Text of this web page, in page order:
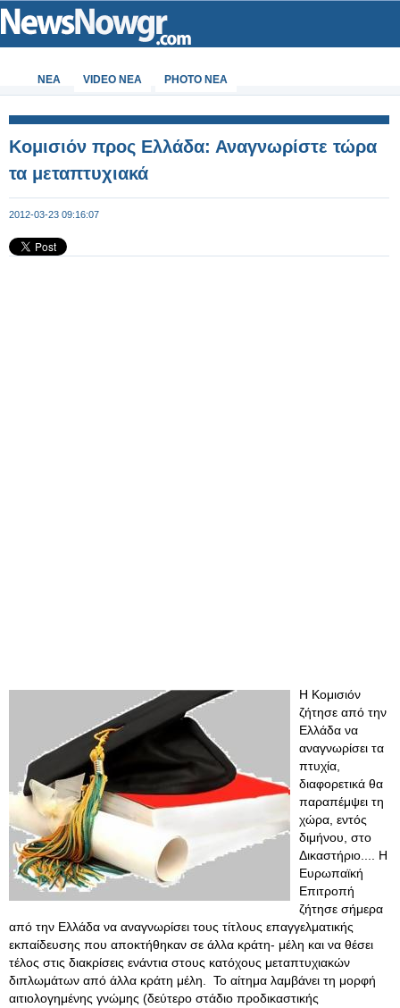
ΝΕΑ VIDEO NEA PHOTO NEA
Κομισιόν προς Ελλάδα: Αναγνωρίστε τώρα
τα μεταπτυχιακά
2012-03-23 09:16:07
Η Κομισιόν
ζήτησε από την
Ελλάδα να
αναγνωρίσει τα
πτυχία,
διαφορετικά θα
παραπέμψει τη
χώρα, εντός
διμήνου, στο
Δικαστήριο.... Η
Ευρωπαϊκή
Επιτροπή
ζήτησε σήμερα
από την Ελλάδα να αναγνωρίσει τους τίτλους επαγγελματικής
εκπαίδευσης που αποκτήθηκαν σε άλλα κράτη- μέλη και να θέσει
τέλος στις διακρίσεις ενάντια στους κατόχους μεταπτυχιακών
διπλωμάτων από άλλα κράτη μέλη. Το αίτημα λαμβάνει τη μορφή
αιτιολογημένης γνώμης (δεύτερο στάδιο προδικαστικής